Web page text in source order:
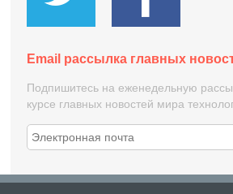
Email рассылка главных
Подпишитесь на еженедельную
курсе главных новостей мира